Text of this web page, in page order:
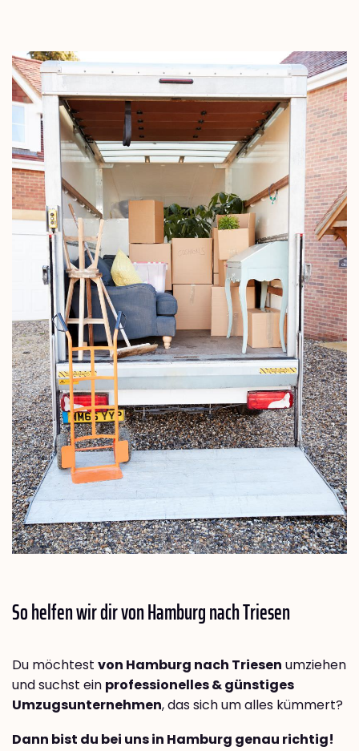
So helfen wir dir von Hamburg nachTriesen
Du möchtest von Hamburg nach Triesen umziehen
und suchst ein professionelles & günstiges
Umzugsunternehmen, das sich um alles kümmert?
Dann bist du bei uns in Hamburg genau richtig!